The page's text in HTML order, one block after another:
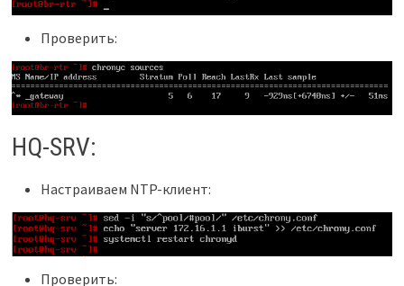
Проверить:
HQ-SRV:
Настраиваем NTP-клиент:
Проверить: